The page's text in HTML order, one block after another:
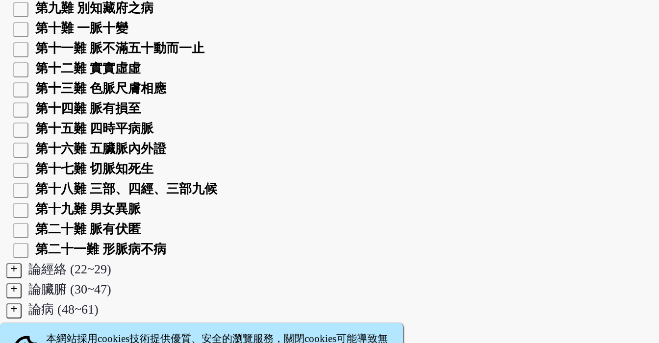
第九難 別知藏府之病
第十難 一脈十變
第十一難 脈不滿五十動而一止
第十二難 實實虛虛
第十三難 色脈尺膚相應
第十四難 脈有損至
第十五難 四時平病脈
第十六難 五臟脈內外證
第十七難 切脈知死生
第十八難 三部、四經、三部九候
第十九難 男女異脈
第二十難 脈有伏匿
第二十一難 形脈病不病
+
論經絡 (22~29)
+
論臟腑 (30~47)
+
論病 (48~61)
論穴道 (62~68)
本網站採用cookies技術提供優質、安全的瀏覽服務，關閉cookies可能導致無